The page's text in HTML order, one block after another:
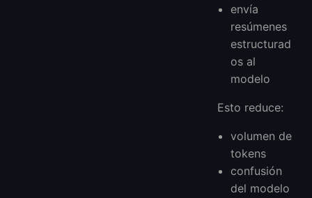
envía
resúmenes
estructurad
os al
modelo
Esto reduce:
volumen de
tokens
confusión
del modelo